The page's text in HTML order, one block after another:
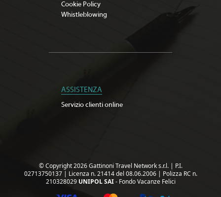
Cookie Policy
Whistleblowing
ASSISTENZA
Servizio clienti online
© Copyright 2026 Gattinoni Travel Network s.r.l. | P.I.
02713750137 | Licenza n. 21414 del 08.06.2006 | Polizza RC n.
210328029 UNIPOL SAI- Fondo Vacanze Felici